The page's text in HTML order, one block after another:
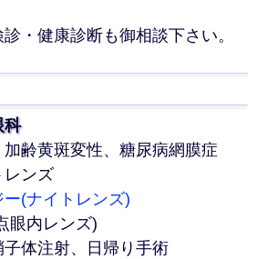
・健康診断も御相談下さい。
科
齢黄斑変性、 糖尿病網膜症
レンズ
(ナイトレンズ)
眼内レンズ)
体注射、
日帰り手術